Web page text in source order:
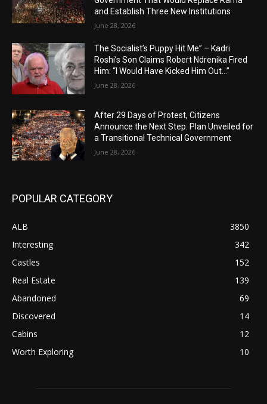
and Establish Three New Institutions
June 28, 2026
The Socialist’s Puppy Hit Me” – Kadri
Roshi’s Son Claims Robert Ndrenika Fired
Him: “I Would Have Kicked Him Out…”
June 28, 2026
After 29 Days of Protest, Citizens
Announce the Next Step: Plan Unveiled for
a Transitional Technical Government
June 28, 2026
POPULAR CATEGORY
ALB
3850
Interesting
342
Castles
152
Real Estate
139
Abandoned
69
Discovered
14
Cabins
12
Worth Exploring
10